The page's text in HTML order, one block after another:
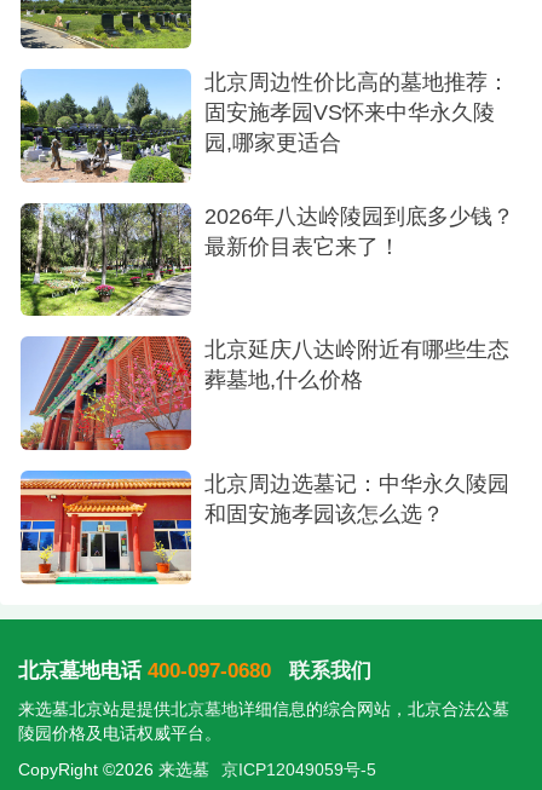
400-0970680
北京周边性价比高的墓地推荐：
固安施孝园VS怀来中华永久陵
园,哪家更适合
2026年八达岭陵园到底多少钱？
最新价目表它来了！
北京延庆八达岭附近有哪些生态
葬墓地,什么价格
北京周边选墓记：中华永久陵园
和固安施孝园该怎么选？
北京墓地电话 400-097-0680 联系我们
来选墓北京站是提供北京墓地详细信息的综合网站，北京合法公墓
陵园价格及电话权威平台。
CopyRight ©2026 来选墓
京ICP12049059号-5